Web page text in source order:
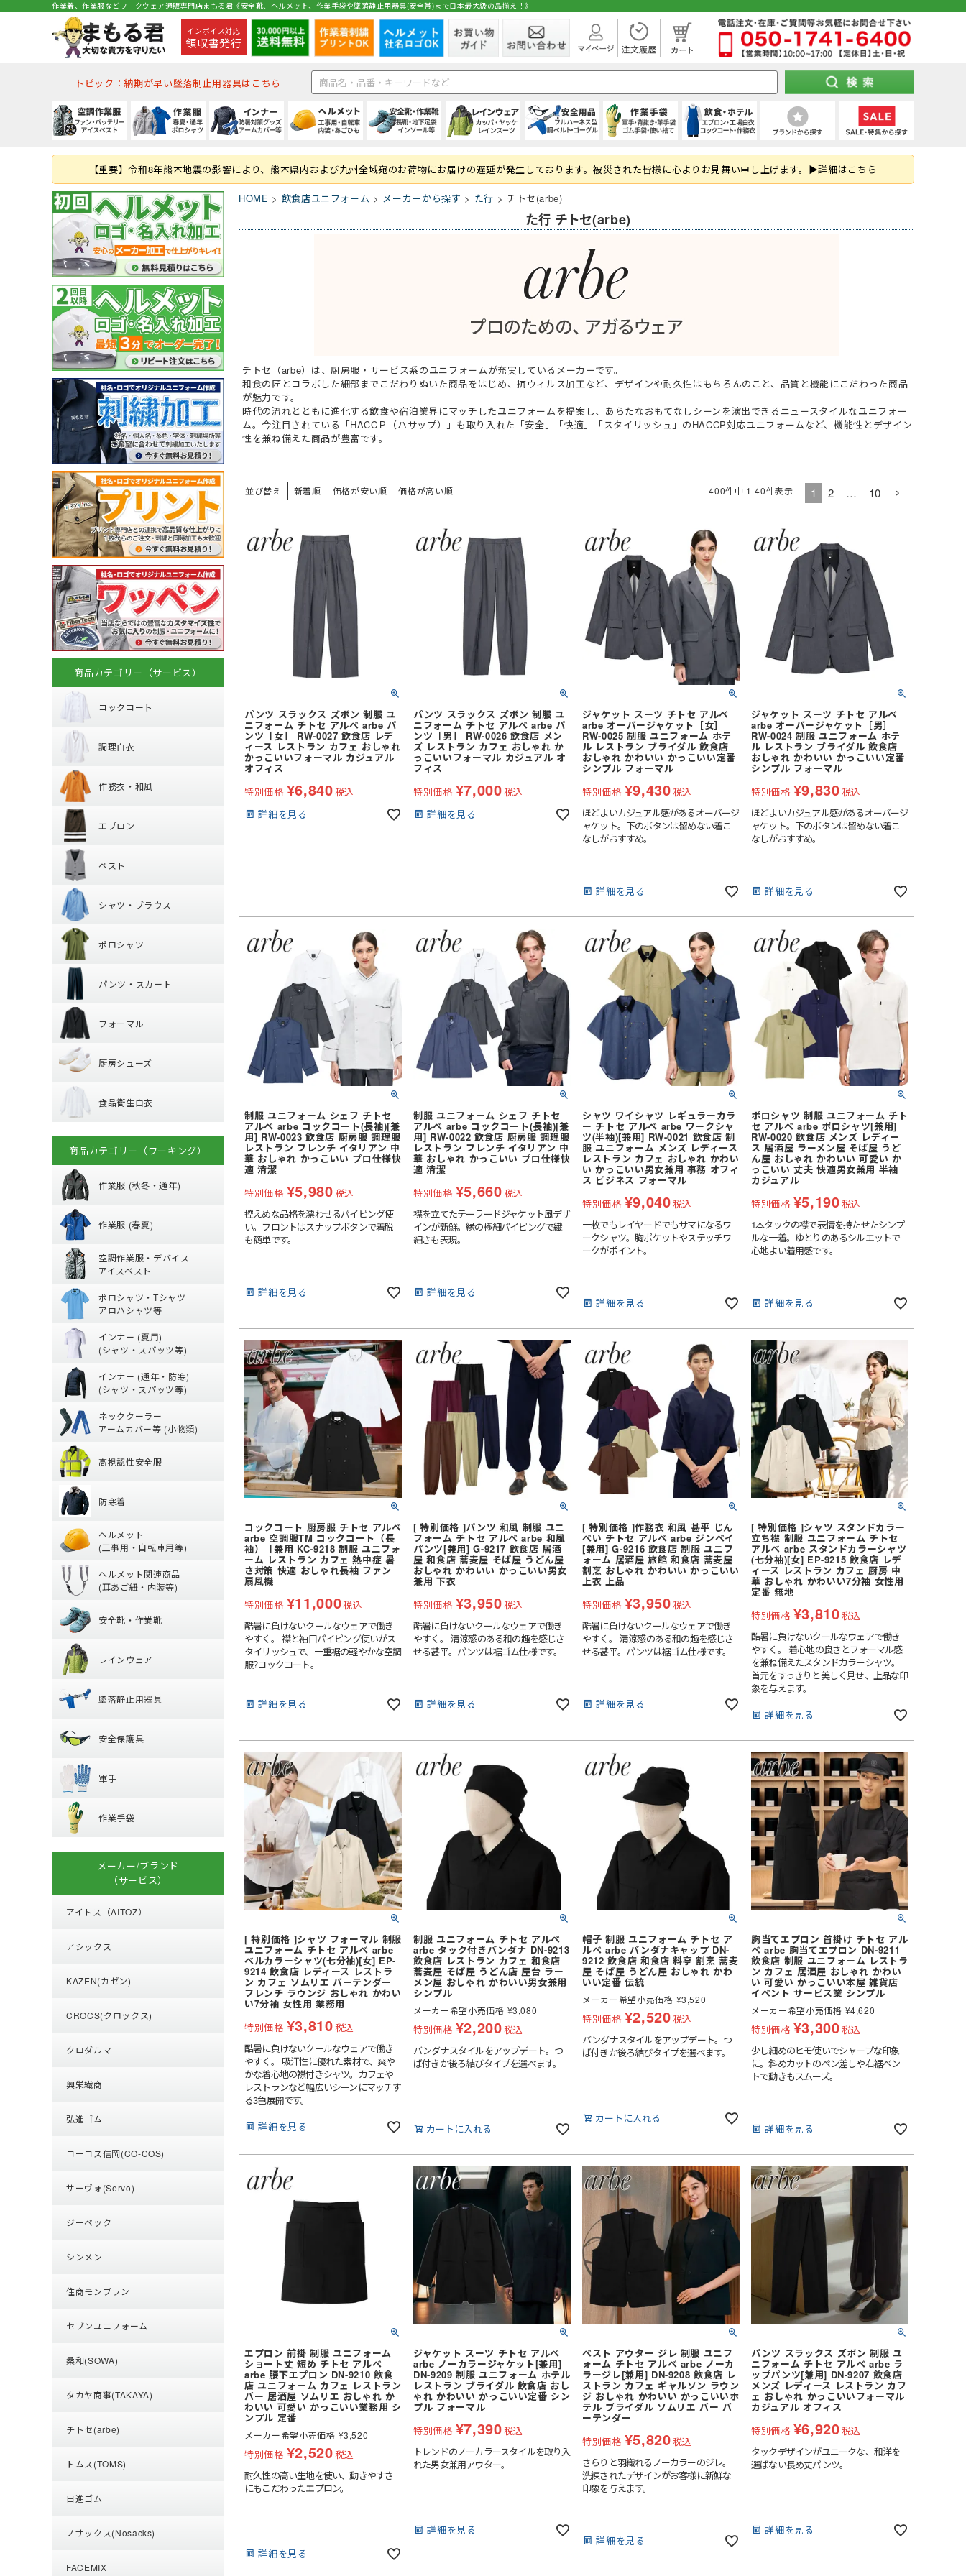
作業着、作業服などワークウェア通販専門店まもる君《安全靴、ヘルメット、作業手袋や墜落静止用器具(安全帯)まで日本最大級の品揃え！》
インボイス対応
領収書発行
トピック：納期が早い墜落制止用器具はこちら
種類から探す
つなぎ・サロペット
フルハーネス対応 大きいサイズ
ファン・バッテリー等 バッテリー
アイスベスト・水冷服 ペルチェベスト・冷却作業着
水冷服
秋冬・通年作業服
(秋冬・通年) つなぎ
(秋冬・通年) サロペット 防寒ウェア
トレーナー
作業服の刺繍加工
春夏作業服 (春夏) 上下セット
高視認性安全服
大きいサイズ
ポロシャツ・Tシャツ等 ポロシャツ (半袖)
アロハシャツ
ジップアップシャツ (半袖) ジップアップシャツ (長袖)
(春夏) ワークシャツ (半袖)
(春夏) ワークシャツ (長袖)
夏用インナー
(夏用) タイツ・スパッツ (ロング)
(夏用) ソックス
通年・防寒インナー (通年) 長袖シャツ
(通年) 長袖シャツ
小物 ネッククーラー・クールバンド
サポーター
タオル バッグ
マスク
帽子・キャップ
種類から探す
MPタイプ (つばなし)
野球帽タイプ 軽作業帽
乗車兼用
キャディー帽
折りたたみタイプ
大きいサイズ
ヘルメット関連商品 内装 (着装体)
防災面 (フェイスシールド)
熱中症対策グッズ
特徴・機能 工事用・建設土木用
防災用・消防用
自転車・バイク 熱中症対策 (遮熱)
防寒
通気孔あり
種類から探す
ブーツ・半長靴・ロング
長靴・ゴム長・レインブーツ サンダル
紐なし（スリッポン）
ルームシューズ（室内履き）
インソール
特徴・機能 JIS規格
耐熱性
大きいサイズ
種類から探す
ヤッケ・かぶり
レインコート レインシューズ
レインスーツ（上下セット）
レインハット
上着・ジャケット
特徴・用途から探す 現場作業・農業
墜落静止用器具
ハーネス型 (本体のみ)
ハーネス型 (ランヤード・ロープ) 胴ベルト型 (1丁掛け)
胴ベルト型 (2丁掛け)
胴ベルト型 (ランヤード・ロープ類)
フック・パッド等付属品
親綱・関連用品 (ロリップ等)
安全保護具 安全ベスト・タスキ
作業ベルト・作業エプロン
軍手
化学繊維軍手
滑り止め軍手 (ビニボツ) 滑り止めなし軍手
7ゲージ軍手 (厚手)
10ゲージ軍手 (薄手)
13ゲージ軍手 (薄手)
手袋 背抜き手袋
使い捨て手袋 (使い切り手袋)
制電
特徴・用途から探す 園芸・造園業
運輸・物流業
自動車関連業 品質管理用
介護・福祉業
接客サービス業
コックコート・エプロン等
胸当てエプロン
サロンエプロン 帽子・キャップ・三角巾
ネクタイ・スカーフ
作務衣・ジンベイ
和風エプロン・前掛
スウェット・パーカー・トレーナー ブルゾン・ジャンパー
食品衛生白衣 オーバーオール
衛生帽子(ケープ付き)
メーカー・おすすめ業種か
ら探す
住商モンブラン
チトセ(arbe)
ボンユニ(ボストン商会) FACEMIX(ボンマックス)
トムス(TOMS)
Lee
【重要】令和8年熊本地震の影響により、熊本県内および九州全域宛のお荷物にお届けの遅延が発生しております。被災された皆様に心よりお見舞い申し上げます。▶詳細はこちら
HOME 飲食店ユニフォーム メーカーから探す た行 チトセ(arbe)
た行 チトセ(arbe)
チトセ（arbe）は、厨房服・サービス系のユニフォームが充実しているメーカーです。
和食の匠とコラボした細部までこだわりぬいた商品をはじめ、抗ウィルス加工など、デザインや耐久性はもちろんのこと、品質と機能にこだわった商品
が魅力です。
時代の流れとともに進化する飲食や宿泊業界にマッチしたユニフォームを提案し、あらたなおもてなしシーンを演出できるニュースタイルなユニフォー
ム。今注目されている「HACCＰ（ハサップ）」も取り入れた「安全」「快適」「スタイリッシュ」のHACCP対応ユニフォームなど、機能性とデザイン
性を兼ね備えた商品が豊富です。
並び替え 新着順 価格が安い順 価格が高い順 400件中 1-40件表示 1 2 … 10
パンツ スラックス ズボン 制服 ユ
ニフォーム チトセ アルベ arbe パ
ンツ［女］ RW-0027 飲食店 レデ
ィース レストラン カフェ おしゃれ
かっこいいフォーマル カジュアル
オフィス
特別価格 ¥6,840税込
詳細を見る
パンツ スラックス ズボン 制服 ユ
ニフォーム チトセ アルベ arbe パ
ンツ［男］ RW-0026 飲食店 メン
ズ レストラン カフェ おしゃれ か
っこいいフォーマル カジュアル オ
フィス
特別価格 ¥7,000税込
詳細を見る
ジャケット スーツ チトセ アルベ
arbe オーバージャケット［女］
RW-0025 制服 ユニフォーム ホテ
ル レストラン ブライダル 飲食店
おしゃれ かわいい かっこいい定番
シンプル フォーマル
特別価格 ¥9,430税込
ほどよいカジュアル感があるオーバージ
ャケット。下のボタンは留めない着こ
なしがおすすめ。
詳細を見る
ジャケット スーツ チトセ アルベ
arbe オーバージャケット［男］
RW-0024 制服 ユニフォーム ホテ
ル レストラン ブライダル 飲食店
おしゃれ かわいい かっこいい定番
シンプル フォーマル
特別価格 ¥9,830税込
ほどよいカジュアル感があるオーバージ
ャケット。下のボタンは留めない着こ
なしがおすすめ。
詳細を見る
制服 ユニフォーム シェフ チトセ
アルベ arbe コックコート(長袖)[兼
用] RW-0023 飲食店 厨房服 調理服
レストラン フレンチ イタリアン 中
華 おしゃれ かっこいい プロ仕様快
適 清潔
特別価格 ¥5,980税込
控えめな品格を漂わせるパイピング使
い。フロントはスナップボタンで着脱
も簡単です。
詳細を見る
制服 ユニフォーム シェフ チトセ
アルベ arbe コックコート(長袖)[兼
用] RW-0022 飲食店 厨房服 調理服
レストラン フレンチ イタリアン 中
華 おしゃれ かっこいい プロ仕様快
適 清潔
特別価格 ¥5,660税込
襟を立てたテーラードジャケット風デザ
インが新鮮。縁の極細パイピングで繊
細さも表現。
詳細を見る
シャツ ワイシャツ レギュラーカラ
ー チトセ アルベ arbe ワークシャ
ツ(半袖)[兼用] RW-0021 飲食店 制
服 ユニフォーム メンズ レディース
レストラン カフェ おしゃれ かわい
い かっこいい男女兼用 事務 オフィ
ス ビジネス フォーマル
特別価格 ¥9,040税込
一枚でもレイヤードでもサマになるワ
ークシャツ。胸ポケットやステッチワ
ークがポイント。
詳細を見る
ポロシャツ 制服 ユニフォーム チト
セ アルベ arbe ポロシャツ[兼用]
RW-0020 飲食店 メンズ レディー
ス 居酒屋 ラーメン屋 そば屋 うど
ん屋 おしゃれ かわいい 可愛い か
っこいい 丈夫 快適男女兼用 半袖
カジュアル
特別価格 ¥5,190税込
1本タックの襟で表情を持たせたシンプ
ルな一着。ゆとりのあるシルエットで
心地よい着用感です。
詳細を見る
コックコート 厨房服 チトセ アルベ
arbe 空調服TM コックコート（長
袖）［兼用 KC-9218 制服 ユニフォ
ーム レストラン カフェ 熱中症 暑
さ対策 快適 おしゃれ長袖 ファン
扇風機
特別価格 ¥11,000税込
酷暑に負けないクールなウェアで働き
やすく。 襟と袖口パイピング使いがス
タイリッシュで、一重裾の軽やかな空調
服?コックコート。
詳細を見る
[ 特別価格 ]パンツ 和風 制服 ユニ
フォーム チトセ アルベ arbe 和風
パンツ[兼用] G-9217 飲食店 居酒
屋 和食店 蕎麦屋 そば屋 うどん屋
おしゃれ かわいい かっこいい男女
兼用 下衣
特別価格 ¥3,950税込
酷暑に負けないクールなウェアで働き
やすく。 清涼感のある和の趣を感じさ
せる甚平。パンツは裾ゴム仕様です。
詳細を見る
[ 特別価格 ]作務衣 和風 甚平 じん
べい チトセ アルベ arbe ジンベイ
[兼用] G-9216 飲食店 制服 ユニフ
ォーム 居酒屋 旅館 和食店 蕎麦屋
割烹 おしゃれ かわいい かっこいい
上衣 上品
特別価格 ¥3,950税込
酷暑に負けないクールなウェアで働き
やすく。 清涼感のある和の趣を感じさ
せる甚平。パンツは裾ゴム仕様です。
詳細を見る
[ 特別価格 ]シャツ スタンドカラー
立ち襟 制服 ユニフォーム チトセ
アルベ arbe スタンドカラーシャツ
(七分袖)[女] EP-9215 飲食店 レデ
ィース レストラン カフェ 厨房 中
華 おしゃれ かわいい7分袖 女性用
定番 無地
特別価格 ¥3,810税込
酷暑に負けないクールなウェアで働き
やすく。 着心地の良さとフォーマル感
を兼ね備えたスタンドカラーシャツ。
首元をすっきりと美しく見せ、上品な印
象を与えます。
詳細を見る
[ 特別価格 ]シャツ フォーマル 制服
ユニフォーム チトセ アルベ arbe
ベルカラーシャツ(七分袖)[女] EP-
9214 飲食店 レディース レストラ
ン カフェ ソムリエ バーテンダー
フレンチ ラウンジ おしゃれ かわい
い7分袖 女性用 業務用
特別価格 ¥3,810税込
酷暑に負けないクールなウェアで働き
やすく。 吸汗性に優れた素材で、爽や
かな着心地の襟付きシャツ。カフェや
レストランなど幅広いシーンにマッチす
る3色展開です。
詳細を見る
制服 ユニフォーム チトセ アルベ
arbe タック付きバンダナ DN-9213
飲食店 レストラン カフェ 和食店
蕎麦屋 そば屋 うどん店 屋台 ラー
メン屋 おしゃれ かわいい男女兼用
シンプル
メーカー希望小売価格 ¥3,080
特別価格 ¥2,200税込
バンダナスタイルをアップデート。つ
ば付きか後ろ結びタイプを選べます。
カートに入れる
帽子 制服 ユニフォーム チトセ ア
ルベ arbe バンダナキャップ DN-
9212 飲食店 和食店 料亭 割烹 蕎麦
屋 そば屋 うどん屋 おしゃれ かわ
いい定番 伝統
メーカー希望小売価格 ¥3,520
特別価格 ¥2,520税込
バンダナスタイルをアップデート。つ
ば付きか後ろ結びタイプを選べます。
カートに入れる
胸当てエプロン 首掛け チトセ アル
ベ arbe 胸当てエプロン DN-9211
飲食店 制服 ユニフォーム レストラ
ン カフェ 居酒屋 おしゃれ かわい
い 可愛い かっこいい本屋 雑貨店
イベント サービス業 シンプル
メーカー希望小売価格 ¥4,620
特別価格 ¥3,300税込
少し細めのヒモ使いでシャープな印象
に。斜めカットのペン差しや右裾ベン
トで動きもスムーズ。
詳細を見る
エプロン 前掛 制服 ユニフォーム
ショート丈 短め チトセ アルベ
arbe 腰下エプロン DN-9210 飲食
店 ユニフォーム カフェ レストラン
バー 居酒屋 ソムリエ おしゃれ か
わいい 可愛い かっこいい業務用 シ
ンプル 定番
メーカー希望小売価格 ¥3,520
特別価格 ¥2,520税込
耐久性の高い生地を使い、動きやすさ
にもこだわったエプロン。
詳細を見る
ジャケット スーツ チトセ アルベ
arbe ノーカラージャケット[兼用]
DN-9209 制服 ユニフォーム ホテル
レストラン ブライダル 飲食店 おし
ゃれ かわいい かっこいい定番 シン
プル フォーマル
特別価格 ¥7,390税込
トレンドのノーカラースタイルを取り入
れた男女兼用アウター。
詳細を見る
ベスト アウター ジレ 制服 ユニフ
ォーム チトセ アルベ arbe ノーカ
ラージレ[兼用] DN-9208 飲食店 レ
ストラン カフェ ギャルソン ラウン
ジ おしゃれ かわいい かっこいいホ
テル ブライダル ソムリエ バー バ
ーテンダー
特別価格 ¥5,820税込
さらりと羽織れるノーカラーのジレ。
洗練されたデザインがお客様に新鮮な
印象を与えます。
詳細を見る
パンツ スラックス ズボン 制服 ユ
ニフォーム チトセ アルベ arbe ラ
ップパンツ[兼用] DN-9207 飲食店
メンズ レディース レストラン カフ
ェ おしゃれ かっこいいフォーマル
カジュアル オフィス
特別価格 ¥6,920税込
タックデザインがユニークな、和洋を
選ばない長め丈パンツ。
詳細を見る
商品カテゴリー（サービス）
コックコート
長袖
七分袖
半袖
調理白衣
調理白衣
長袖
七分袖
半袖
作務衣・和風
作務衣・和風
作務衣・ジンベイ（上衣）
和風・鯉口シャツ
エプロン
ベスト
シャツ・ブラウス
ワイドカラー
ウイングカラー
ボタンダウン
ポロシャツ
ポロシャツ
パンツ・スカート
パンツ・スカート
スカート・キュロット
フォーマル
フォーマル
ジャケット
タキシード
ベスト
パンツ
スカート・キュロット
厨房シューズ
厨房シューズ
先芯あり
食品衛生白衣
食品衛生白衣
上衣
パンツ
衛生帽子
オーバーオール
子供給食衣
その他衛生用品
商品カテゴリー（ワーキング）
作業服 (秋冬・通年)
秋冬・通年作業着
(秋冬・通年) 上下セット
(秋冬・通年) デニム作業着
トレーナー
作業服 (春夏)
春夏作業着
【特集】春夏作業服
(春夏) ジャケット
(春夏) デニム作業着
(春夏) つなぎ・サロペット
ジャージ
レディース
空調作業服・デバイス
アイスベスト
空調作業服服 (ファン・バッテリー)・アイスベスト
空調ベスト
空調ブルゾン (半袖)
ファンバッテリーセット
ファン
バッテリー
メンテナンス用品
ペルチェベスト・冷却作業着
アイスベスト
水冷服
ポロシャツ・Tシャツ
アロハシャツ等
Tシャツ (半袖)
Tシャツ (長袖)
アロハシャツ
ジップアップシャツ (半袖)
ジップアップシャツ (長袖)
(春夏) ワークシャツ (半袖)
(春夏) ワークシャツ (長袖)
インナー (夏用)
(シャツ・スパッツ等)
【特集】夏用インナー
(夏用) 半袖シャツ
(夏用) 長袖シャツ
(夏用) タイツ・スパッツ (ショー
(夏用) タイツ・スパッツ (七分
丈)
(夏用) タイツ・スパッツ (ロン
(夏用) ソックス
インナー (通年・防寒)
(シャツ・スパッツ等)
通年・防寒インナー
(通年) アンダーウェア
(通年) 半袖シャツ
(通年) 長袖シャツ
(通年) タイツ・スパッツ (七分
(通年) タイツ・スパッツ (ロン
グ)
(通年) ソックス
(冬用) インナー (冬用) 防寒ソックス
ネッククーラー
アームカバー等 (小物類)
ネッククーラー・アームカバー等 (小物類)
【特集】熱中症対策グッズ
ネッククーラー・クールバンド
アームカバー
レッグカバー
ヘッドキャップ
サポーター
帽子・キャップ
防寒ウォーマー
高視認性安全服
高視認性安全服
【特集】高視認性安全服
コート
パンツ
スラックス
ツナギ
安全ベスト
腿ポケット有ズボン
便利グッズ
防寒着
防寒着
防寒ジャンパー
防寒コート
防寒ベスト
防寒つなぎ
防寒パンツ
防寒スーツ（上下セット）
防寒シャツ
防寒サロペット
防寒インナー
ヘルメット
(工事用・自転車用等)
クリアバイザータイプ
シールドヘルメット
前方つば付き
全周つば付き
MPタイプ (つばなし)
野球帽タイプ
軽作業帽
乗車兼用 (自転車・バイク)
折りたたみタイプ
熱中症対策ヘルメット
レディース
ヘルメット関連商品
(耳あご紐・内装等)
ヘルメット関連商品
耳紐・あご紐
ライナー (スチロール)
内装 (着装体)
シールド・バイザー
帽章
ステッカー
防災面(フェイスシールド)
安全靴・作業靴
安全靴・作業靴
ハイカットタイプ
スニーカータイプ
ローカット・短靴タイプ
サンダル
紐なし (スリッポン)
オーバーシューズ
紳士靴
レインウェア
レインウェア
パンツ・ズボン
ポンチョ
レインシューズ
レインスーツ（上下セット）
レインハット
上着・ジャケット
墜落静止用器具
ハーネス型 (1丁掛け 第2種)
ハーネス型 (2丁掛け 第1種)
ハーネス型 (2丁掛け 第2種)
ハーネス型 (本体のみ)
ハーネス型 (ランヤード・ロー
プ)
フック・パッド等付属品
傾斜面用 (ワークポジショニン
柱上用 (ワークポジショニング)
消防・レスキュー用
セーフティーブロック
(安全ブロック)
親綱・関連用品 (ロリップ等)
安全保護具
保護メガネ
レーザー保護メガネ
安全ベスト・タスキ
工具差し・収納用品
溶接面
防災面 (フェイスシールド)
マスク
作業ベルト・作業エプロン
軍手
軍手
ラバー軍手 (ゴム張り軍手)
混紡軍手 (コンボー)
特紡軍手 (トクボー)
化学繊維軍手
滑り止め軍手 (ビニボツ)
滑り止めなし軍手
7ゲージ軍手 (厚手)
10ゲージ軍手 (薄手)
13ゲージ軍手 (薄手)
火元作業用軍手
アウトドア用軍手
作業手袋
作業手袋
革手袋
人造皮革手袋 (合皮)
背抜き手袋
コーディング手袋
スムス手袋 (縫製手袋)
ゴム手袋・ビニール手袋
使い捨て手袋 (使い切り手袋)
耐切創手袋
制電
低発塵・クリーンルーム用手袋
特殊手袋
メーカー/ブランド
（サービス）
アイトス（AITOZ）
アシックス
KAZEN(カゼン)
CROCS(クロックス)
クロダルマ
興栄繊商
弘進ゴム
コーコス信岡(CO-COS)
サーヴォ(Servo)
ジーベック
シンメン
住商モンブラン
セブンユニフォーム
桑和(SOWA)
タカヤ商事(TAKAYA)
チトセ(arbe)
トムス(TOMS)
日進ゴム
ノサックス(Nosacks)
FACEMIX